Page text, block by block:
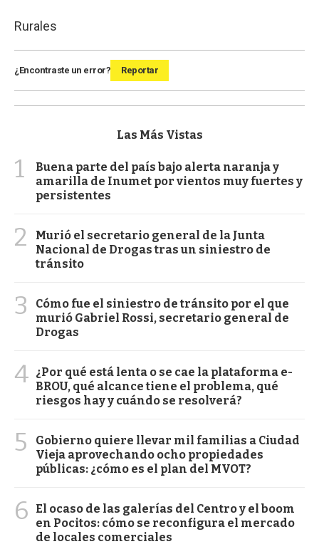
Rurales
¿Encontraste un error? Reportar
Las Más Vistas
1
Buena parte del país bajo alerta naranja y
amarilla de Inumet por vientos muy fuertes y
persistentes
2
Murió el secretario general de la Junta
Nacional de Drogas tras un siniestro de
tránsito
3
Cómo fue el siniestro de tránsito por el que
murió Gabriel Rossi, secretario general de
Drogas
4 ¿Por qué está lenta o se cae la plataforma e-
BROU, qué alcance tiene el problema, qué
riesgos hay y cuándo se resolverá?
5
Gobierno quiere llevar mil familias a Ciudad
Vieja aprovechando ocho propiedades
públicas: ¿cómo es el plan del MVOT?
6
El ocaso de las galerías del Centro y el boom
en Pocitos: cómo se reconfigura el mercado
de locales comerciales